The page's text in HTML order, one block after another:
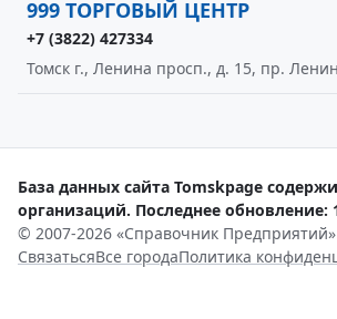
999 ТОРГОВЫЙ ЦЕНТР
+7 (3822) 427334
Томск г., Ленина просп., д. 15, пр.
База данных сайта Tomskpage
организаций. Последнее обновление:
© 2007-2026 «Справочник Предприятий»
СвязатьсяВсе городаПолитика